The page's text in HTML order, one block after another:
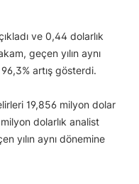
ve 0,44 dolarlık
geçen yılın aynı
artış gösterdi.
19,856 milyon dolar
dolarlık analist
yılın aynı dönemine